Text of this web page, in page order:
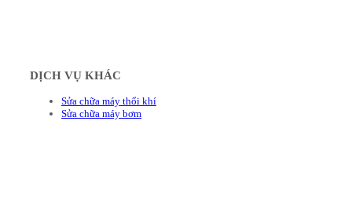
DỊCH VỤ KHÁC
Sửa chữa máy thổi khí
Sửa chữa máy bơm